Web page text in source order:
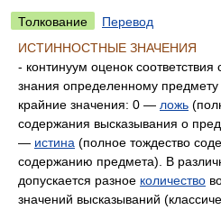
Толкование
Перевод
ИСТИННОСТНЫЕ ЗНАЧЕНИЯ
- континуум оценок
знания определенному
крайние значения: 0 — ложь
содержания высказывания о
— истина (полное тождество
содержанию предмета). В
допускается разное количество
значений высказываний